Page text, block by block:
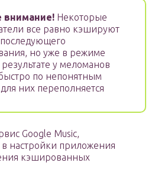
внимание! Некоторые
все равно кэшируют
но уже в режиме
у меломанов
по непонятным
них переполняется
Google Music,
настройки приложения
кэшированных